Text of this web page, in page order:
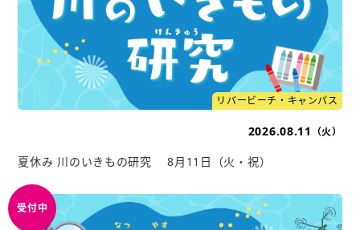
リバービーチ・キャンパス
2026.08.11 （火）
夏休み 川のいきもの研究 8月11日（火・祝）